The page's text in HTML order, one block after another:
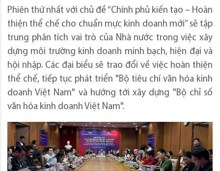
Phiên thứ nhất với chủ đề “Chính phủ kiến tạo – Hoàn
thiện thể chế cho chuẩn mực kinh doanh mới” sẽ tập
trung phân tích vai trò của Nhà nước trong việc xây
dựng môi trường kinh doanh minh bạch, hiện đại và
hội nhập. Các đại biểu sẽ trao đổi về việc hoàn thiện
thể chế, tiếp tục phát triển "Bộ tiêu chí văn hóa kinh
doanh Việt Nam" và hướng tới xây dựng "Bộ chỉ số
văn hóa kinh doanh Việt Nam".